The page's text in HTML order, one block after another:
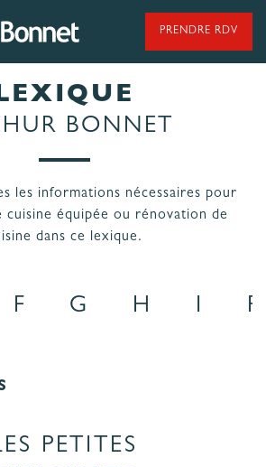
DE CUISINES
COLORIS DE CUISINE
PRENDRE RDV
BONNET
les informations nécessaires pour
équipée ou rénovation de
dans ce lexique.
F G H I P
PETITES